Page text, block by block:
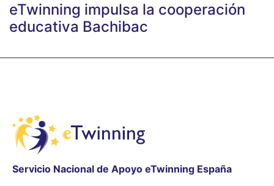
eTwinning impulsa la cooperación
educativa Bachibac
Servicio Nacional de Apoyo eTwinning España